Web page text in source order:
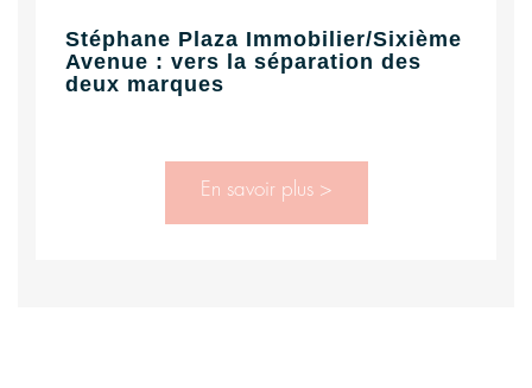
Stéphane Plaza Immobilier/Sixième
Avenue : vers la séparation des
deux marques
En savoir plus >